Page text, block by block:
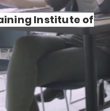
Institute of